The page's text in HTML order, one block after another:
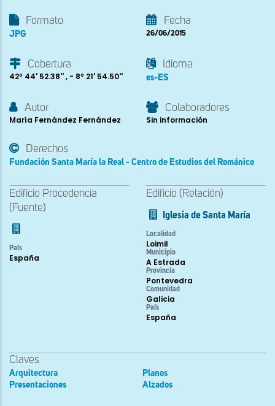
Formato
JPG
Fecha
26/06/2015
Cobertura
42º 44' 52.38'' , - 8º 21' 54.50''
Idioma
es-ES
Autor
María Fernández Fernández
Colaboradores
Sin información
Derechos
Fundación Santa María la Real - Centro de Estudios del Románico
Edificio Procedencia
(Fuente)
País
España
Edificio (Relación)
Iglesia de Santa María
Localidad
Loimil
Municipio
A Estrada
Provincia
Pontevedra
Comunidad
Galicia
País
España
Claves
Arquitectura
Presentaciones
Planos
Alzados